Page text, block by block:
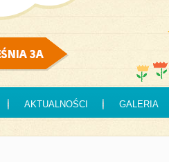
AKTUALNOŚCI GALERIA